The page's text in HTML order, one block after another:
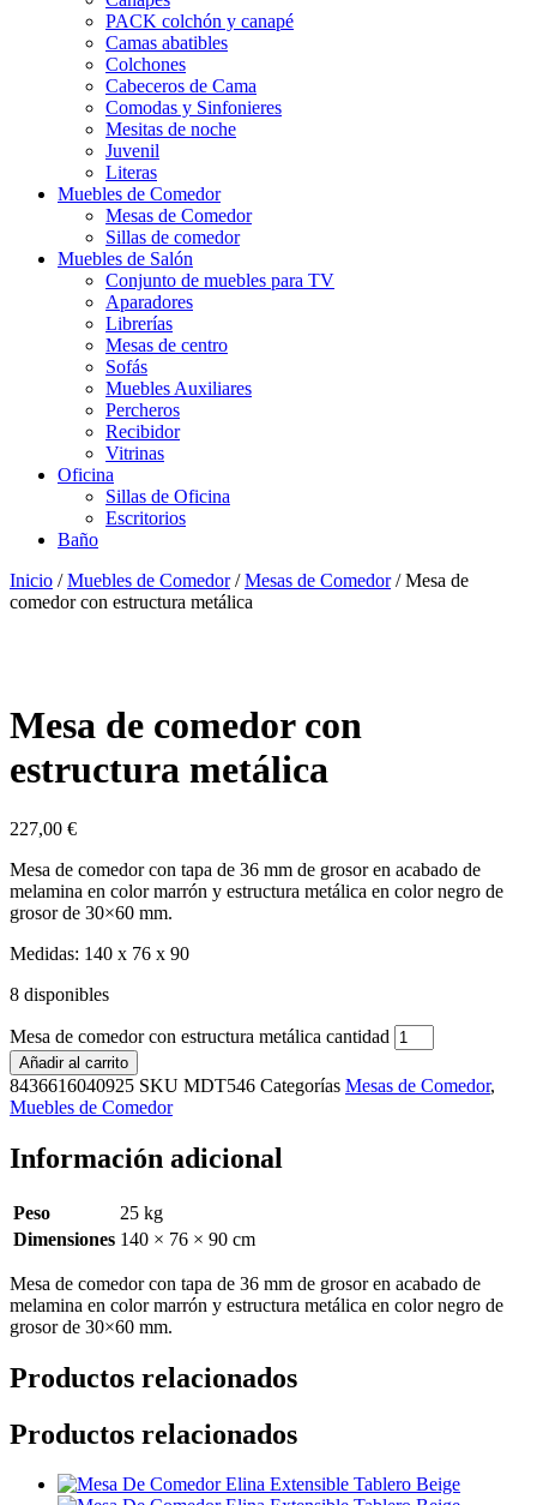
PACK colchón y canapé
Camas abatibles
Colchones
Cabeceros de Cama
Comodas y Sinfonieres
Mesitas de noche
Juvenil
Literas
Muebles de Comedor
Mesas de Comedor
Sillas de comedor
Muebles de Salón
Conjunto de muebles para TV
Aparadores
Librerías
Mesas de centro
Sofás
Muebles Auxiliares
Percheros
Recibidor
Vitrinas
Oficina
Sillas de Oficina
Escritorios
Baño
Inicio /Muebles de Comedor/Mesas de Comedor/ Mesa de
comedor con estructura metálica
Mesa de comedor con
estructura metálica
227,00 €
Mesa de comedor con tapa de 36 mm de grosor en acabado de
melamina en color marrón y estructura metálica en color negro de
grosor de 30×60 mm.
Medidas: 140 x 76 x 90
8 disponibles
Mesa de comedor con estructura metálica cantidad
Añadir al carrito
8436616040925 SKU MDT546 Categorías Mesas de Comedor,
Muebles de Comedor
Información adicional
Peso
25 kg
Dimensiones 140 × 76 × 90 cm
Mesa de comedor con tapa de 36 mm de grosor en acabado de
melamina en color marrón y estructura metálica en color negro de
grosor de 30×60 mm.
Productos relacionados
Productos relacionados